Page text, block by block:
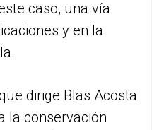
caso, una vía
y en la
dirige Blas Acosta
la conservación